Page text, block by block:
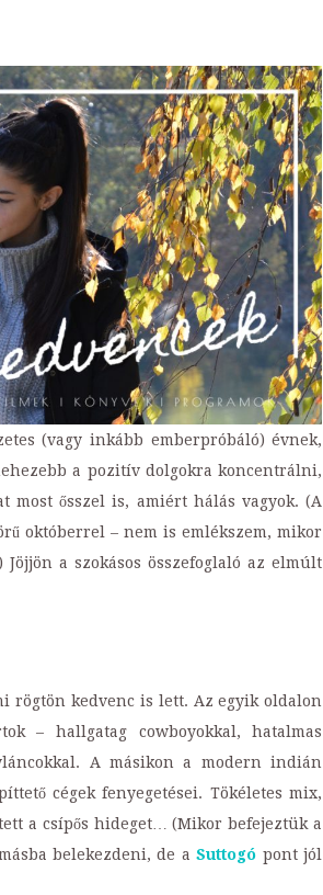
(vagy inkább emberpróbáló) évnek,
a pozitív dolgokra koncentrálni,
ősszel is, amiért hálás vagyok. (A
októberrel – nem is emlékszem, mikor
a szokásos összefoglaló az elmúlt
rögtön kedvenc is lett. Az egyik oldalon
– hallgatag cowboyokkal, hatalmas
A másikon a modern indián
cégek fenyegetései. Tökéletes mix,
a csípős hideget… (Mikor befejeztük a
belekezdeni, de aSuttogó pont jól